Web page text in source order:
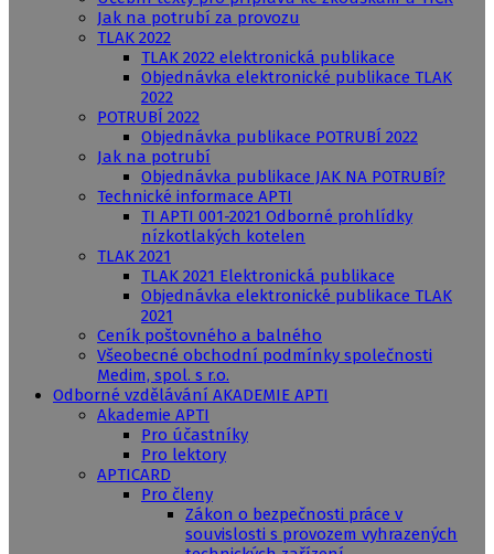
Jak na potrubí za provozu
TLAK 2022
TLAK 2022 elektronická publikace
Objednávka elektronické publikace TLAK
2022
POTRUBÍ 2022
Objednávka publikace POTRUBÍ 2022
Jak na potrubí
Objednávka publikace JAK NA POTRUBÍ?
Technické informace APTI
TI APTI 001-2021 Odborné prohlídky
nízkotlakých kotelen
TLAK 2021
TLAK 2021 Elektronická publikace
Objednávka elektronické publikace TLAK
2021
Ceník poštovného a balného
Všeobecné obchodní podmínky společnosti
Medim, spol. s r.o.
Odborné vzdělávání AKADEMIE APTI
Akademie APTI
Pro účastníky
Pro lektory
APTICARD
Pro členy
Zákon o bezpečnosti práce v
souvislosti s provozem vyhrazených